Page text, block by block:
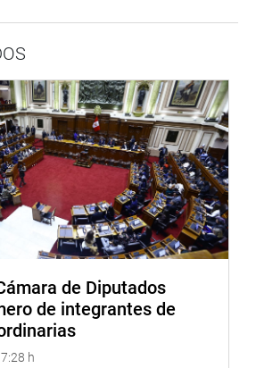
rural.
iniciativa busca cerrar brechas
de agua potable, saneamiento y
servidas para esa provincia
2021
de Diputados
de integrantes de
h